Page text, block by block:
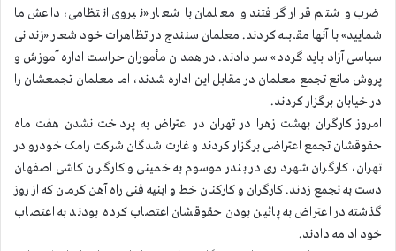
ضرب و شتم قرار گرفتند و معلمان با شعار «نیروی انتظامی، داعش ما
شمایید» با آنها مقابله کردند. معلمان سنندج در تظاهرات خود شعار «زندانی
سیاسی آزاد باید گردد» سر دادند. در همدان مأموران حراست اداره آموزش و
پروش مانع تجمع معلمان در مقابل این اداره شدند، اما معلمان تجمعشان را
در خیابان برگزار کردند.
امروز کارگران بهشت زهرا در تهران در اعتراض به پرداخت نشدن هفت ماه
حقوقشان تجمع اعتراضی برگزار کردند و غارت شدگان شرکت رامک خودرو در
تهران، کارگران شهرداری در بندر موسوم به خمینی و کارگران کاشی اصفهان
دست به تجمع زدند. کارگران و کارکنان خط و ابنیه فنی راه آهن کرمان که از روز
گذشته در اعتراض به پائین بودن حقوقشان اعتصاب کرده بودند به اعتصاب
خود ادامه دادند.